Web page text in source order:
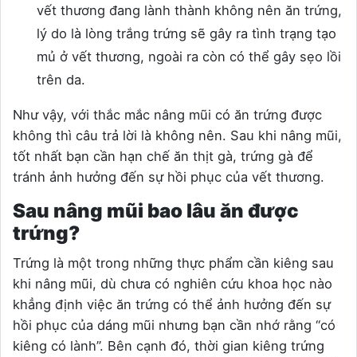
vết thương đang lành thành không nên ăn trứng,
lý do là lòng trắng trứng sẽ gây ra tình trạng tạo
mủ ở vết thương, ngoài ra còn có thể gây sẹo lồi
trên da.
Như vậy, với thắc mắc nâng mũi có ăn trứng được
không thì câu trả lời là không nên. Sau khi nâng mũi,
tốt nhất bạn cần hạn chế ăn thịt gà, trứng gà để
tránh ảnh hưởng đến sự hồi phục của vết thương.
Sau nâng mũi bao lâu ăn được
trứng?
Trứng là một trong những thực phẩm cần kiêng sau
khi nâng mũi, dù chưa có nghiên cứu khoa học nào
khẳng định việc ăn trứng có thể ảnh hưởng đến sự
hồi phục của dáng mũi nhưng bạn cần nhớ rằng “có
kiêng có lành”. Bên cạnh đó, thời gian kiêng trứng